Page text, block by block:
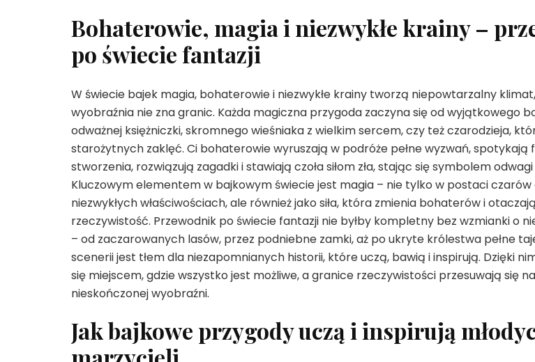
Bohaterowie, magia i niezwykłe krainy –
po świecie fantazji
W świecie bajek magia, bohaterowie i niezwykłe krainy tworzą niepowtarzalny
wyobraźnia nie zna granic. Każda magiczna przygoda zaczyna się od wyjątkowego
odważnej księżniczki, skromnego wieśniaka z wielkim sercem, czy też czarodzieja,
starożytnych zaklęć. Ci bohaterowie wyruszają w podróże pełne wyzwań,
stworzenia, rozwiązują zagadki i stawiają czoła siłom zła, stając się symbolem odwagi
Kluczowym elementem w bajkowym świecie jest magia – nie tylko w postaci
niezwykłych właściwościach, ale również jako siła, która zmienia bohaterów i
rzeczywistość. Przewodnik po świecie fantazji nie byłby kompletny bez wzmianki o
– od zaczarowanych lasów, przez podniebne zamki, aż po ukryte królestwa pełne
scenerii jest tłem dla niezapomnianych historii, które uczą, bawią i inspirują. Dzięki
się miejscem, gdzie wszystko jest możliwe, a granice rzeczywistości przesuwają się
nieskończonej wyobraźni.
Jak bajkowe przygody uczą i inspirują